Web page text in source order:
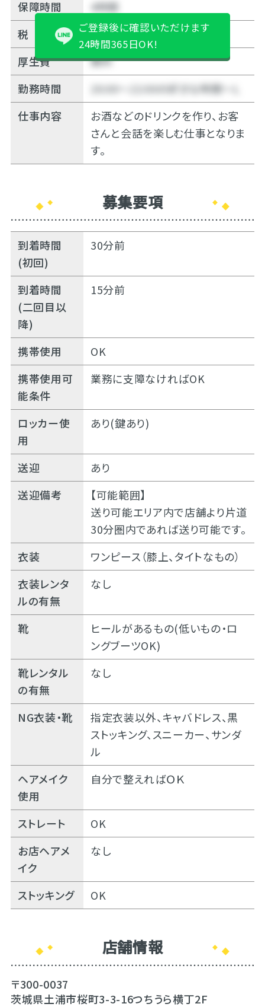
保障時間
4時間
税
10%
厚生費
無料
勤務時間
20:00～22:00の好きな時間～Ｌ
仕事内容
お酒などのドリンクを作り、お客
さんと会話を楽しむ仕事となりま
す。
ご登録後に確認いただけます
24時間365日OK!
募集要項
到着時間
(初回)
30分前
到着時間
(二回目以
降)
15分前
携帯使用
OK
携帯使用可
能条件
業務に支障なければOK
ロッカー使
用
あり(鍵あり)
送迎
あり
送迎備考
【可能範囲】
送り可能エリア内で店舗より片道
30分圏内であれば送り可能です。
衣装
ワンピース（膝上、タイトなもの）
衣装レンタ
ルの有無
なし
靴
ヒールがあるもの(低いもの・ロ
ングブーツOK)
靴レンタル
の有無
なし
NG衣装・靴
指定衣装以外、キャバドレス、黒
ストッキング、スニーカー、サンダ
ル
ヘアメイク
使用
自分で整えればＯＫ
ストレート
OK
お店ヘアメ
イク
なし
ストッキング OK
店舗情報
〒300-0037
茨城県土浦市桜町3-3-16つちうら横丁2F